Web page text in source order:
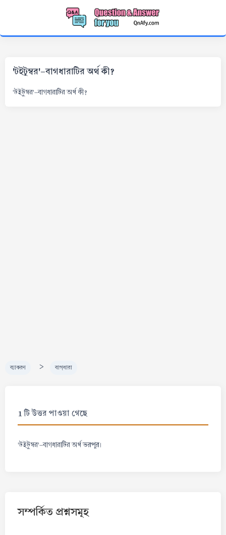
'টইটুম্বর'-বাগধারাটির অর্থ কী?
'টইটুম্বর'-বাগধারাটির অর্থ কী?
ব্যাকরণ > বাগ্‌ধারা
1 টি উত্তর পাওয়া গেছে
'টইটুম্বর'-বাগধারাটির অর্থভরপুর।
সম্পর্কিত প্রশ্নসমূহ